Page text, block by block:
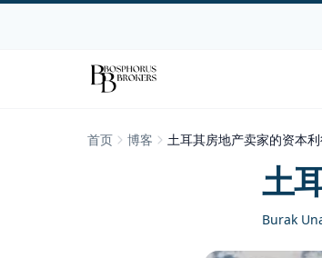
首页 博客 土耳其房地产卖家的资本
土
Burak